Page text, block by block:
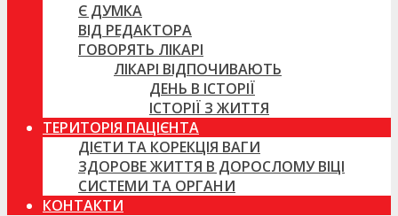
Є ДУМКА
ВІД РЕДАКТОРА
ГОВОРЯТЬ ЛІКАРІ
ЛІКАРІ ВІДПОЧИВАЮТЬ
ДЕНЬ В ІСТОРІЇ
ІСТОРІЇ З ЖИТТЯ
ТЕРИТОРІЯ ПАЦІЄНТА
ДІЄТИ ТА КОРЕКЦІЯ ВАГИ
ЗДОРОВЕ ЖИТТЯ В ДОРОСЛОМУ ВІЦІ
СИСТЕМИ ТА ОРГАНИ
КОНТАКТИ